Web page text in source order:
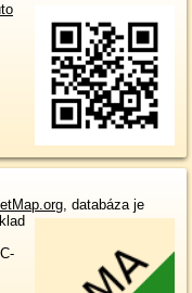
, databáza je